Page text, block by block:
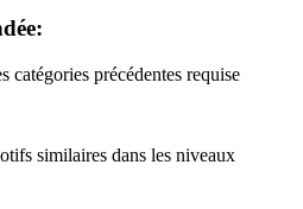
catégories précédentes requise
similaires dans les niveaux